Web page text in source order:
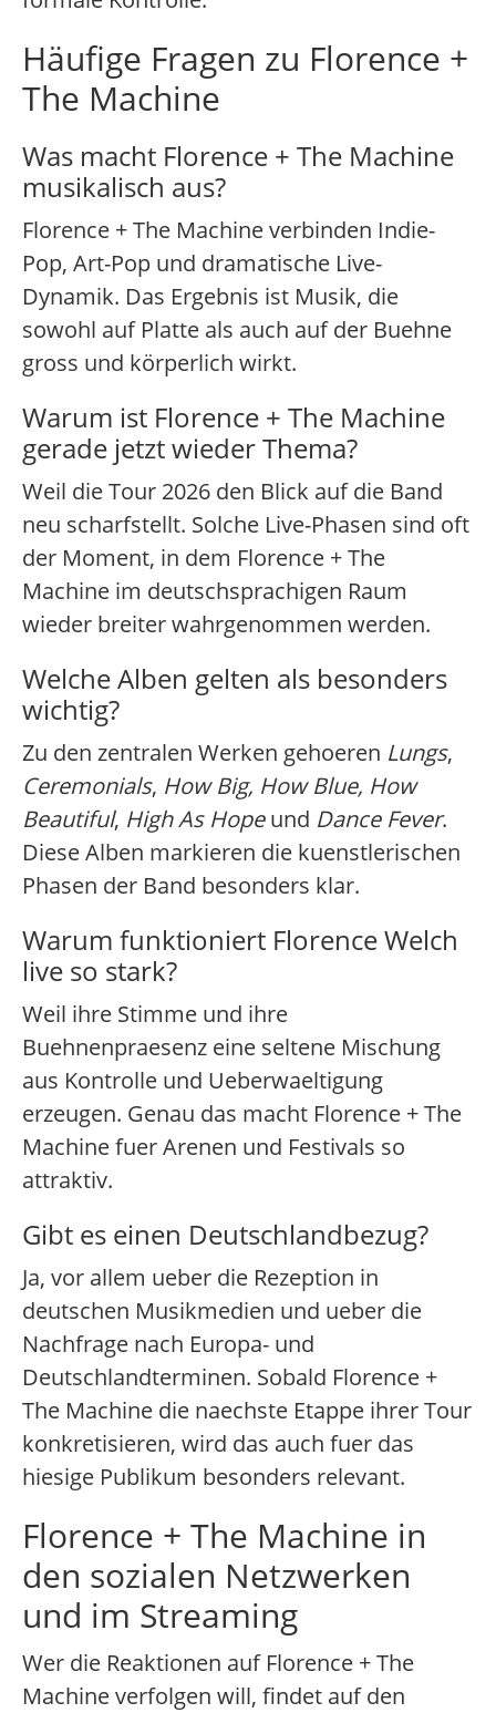
Häufige Fragen zu Florence +
The Machine
Was macht Florence + The Machine
musikalisch aus?
Florence + The Machine verbinden Indie-
Pop, Art-Pop und dramatische Live-
Dynamik. Das Ergebnis ist Musik, die
sowohl auf Platte als auch auf der Buehne
gross und körperlich wirkt.
Warum ist Florence + The Machine
gerade jetzt wieder Thema?
Weil die Tour 2026 den Blick auf die Band
neu scharfstellt. Solche Live-Phasen sind oft
der Moment, in dem Florence + The
Machine im deutschsprachigen Raum
wieder breiter wahrgenommen werden.
Welche Alben gelten als besonders
wichtig?
Zu den zentralen Werken gehoeren Lungs,
Ceremonials, How Big, How Blue, How
Beautiful, High As Hopeund Dance Fever.
Diese Alben markieren die kuenstlerischen
Phasen der Band besonders klar.
Warum funktioniert Florence Welch
live so stark?
Weil ihre Stimme und ihre
Buehnenpraesenz eine seltene Mischung
aus Kontrolle und Ueberwaeltigung
erzeugen. Genau das macht Florence + The
Machine fuer Arenen und Festivals so
attraktiv.
Gibt es einen Deutschlandbezug?
Ja, vor allem ueber die Rezeption in
deutschen Musikmedien und ueber die
Nachfrage nach Europa- und
Deutschlandterminen. Sobald Florence +
The Machine die naechste Etappe ihrer Tour
konkretisieren, wird das auch fuer das
hiesige Publikum besonders relevant.
Florence + The Machine in
den sozialen Netzwerken
und im Streaming
Wer die Reaktionen auf Florence + The
Machine verfolgen will, findet auf den